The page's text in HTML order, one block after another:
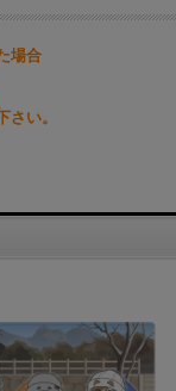
場合
い。